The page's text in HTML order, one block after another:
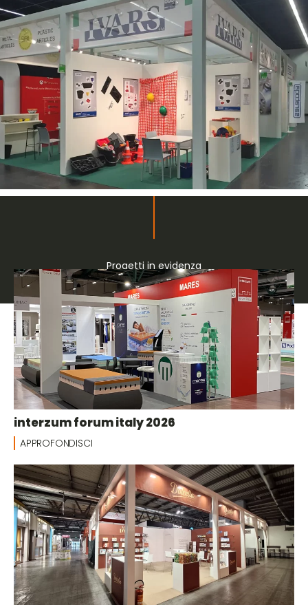
Progetti in evidenza
Collettive
interzum forum italy 2026
APPROFONDISCI